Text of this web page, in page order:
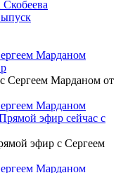
Сергеем Марданом от
эфир сейчас с
эфир с Сергеем